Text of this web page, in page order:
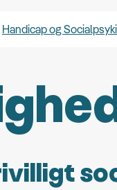
Handicap og